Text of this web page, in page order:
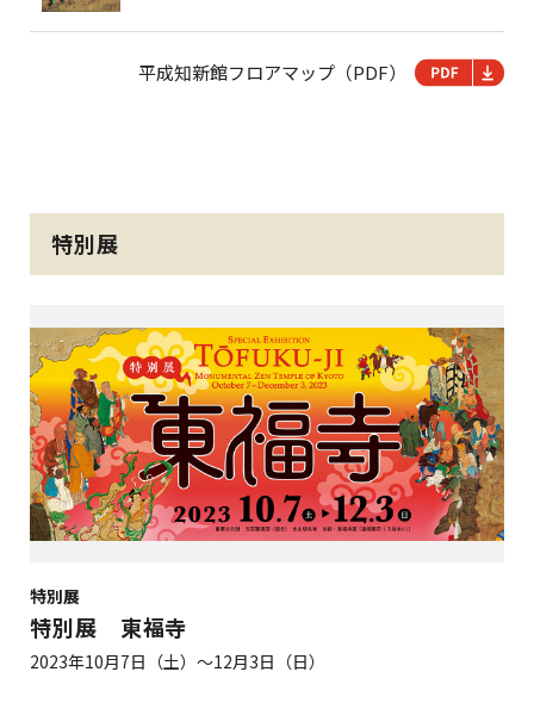
平成知新館フロアマップ（PDF）
特別展
特別展
特別展 東福寺
2023年10月7日（土）～12月3日（日）